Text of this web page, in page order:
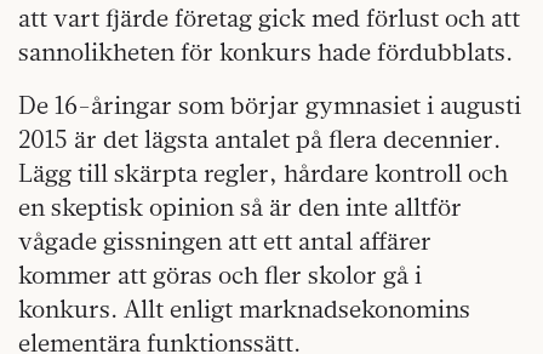
att vart fjärde företag gick med förlust och att
sannolikheten för konkurs hade fördubblats.
De 16-åringar som börjar gymnasiet i augusti
2015 är det lägsta antalet på flera decennier.
Lägg till skärpta regler, hårdare kontroll och
en skeptisk opinion så är den inte alltför
vågade gissningen att ett antal affärer
kommer att göras och fler skolor gå i
konkurs. Allt enligt marknadsekonomins
elementära funktionssätt.